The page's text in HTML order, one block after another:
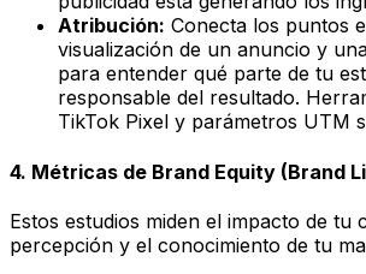
Atribución: Conecta los puntos
visualización de un anuncio y
para entender qué parte de tu
responsable del resultado.
TikTok Pixel y parámetros UTM
4. Métricas de Brand Equity (Brand
Estos estudios miden el impacto de tu
percepción y el conocimiento de tu